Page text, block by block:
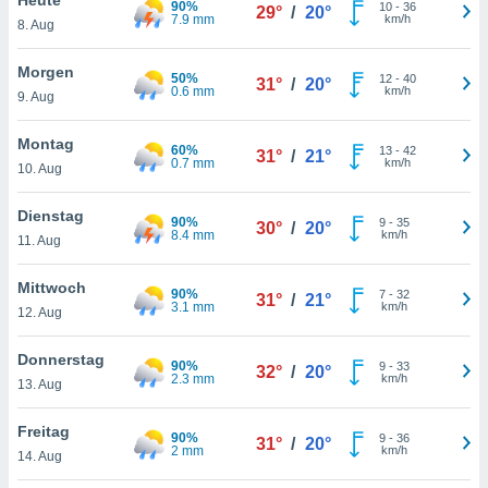
oder
Partner
es uns
das
der
Profil zu
Ihnen
finden
. Sie
jederzeit
Rand
8. Aug
90%
7.9 mm
29° / 20° 10- 36
km/h
Morgen
9. Aug
50%
0.6 mm
31° / 20° 12- 40
km/h
Montag
10. Aug
60%
0.7 mm
31° / 21° 13- 42
km/h
Dienstag
11. Aug
90%
8.4 mm
30° / 20° 9- 35
km/h
Mittwoch
12. Aug
90%
3.1 mm
31° / 21° 7- 32
km/h
Donnerstag
13. Aug
90%
2.3 mm
32° / 20° 9- 33
km/h
Freitag
14. Aug
90%
2 mm
31° / 20° 9- 36
km/h